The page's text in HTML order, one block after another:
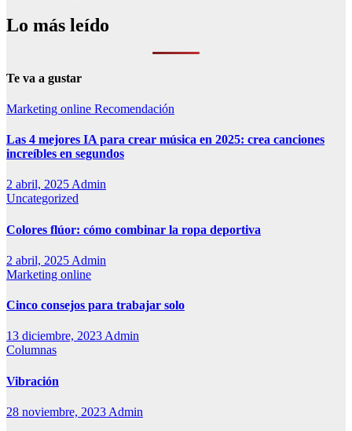
Lo más leído
Te va a gustar
Marketing online Recomendación
Las 4 mejores IA para crear música en 2025: crea canciones
increíbles en segundos
2 abril, 2025Admin
Uncategorized
Colores flúor: cómo combinar la ropa deportiva
2 abril, 2025 Admin
Marketing online
Cinco consejos para trabajar solo
13 diciembre, 2023Admin
Columnas
Vibración
28 noviembre, 2023 Admin